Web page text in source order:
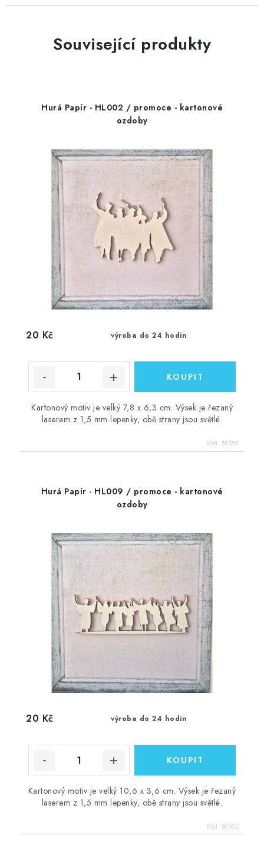
Související produkty
Hurá Papír - HL002 / promoce - kartonové
ozdoby
výroba do 24 hodin
20 Kč
Kartonový motiv je velký 7,8 x 6,3 cm. Výsek je řezaný
laserem z 1,5 mm lepenky, obě strany jsou světlé.
Kód: 89356
Hurá Papír - HL009 / promoce - kartonové
ozdoby
výroba do 24 hodin
20 Kč
Kartonový motiv je velký 10,6 x 3,6 cm. Výsek je řezaný
laserem z 1,5 mm lepenky, obě strany jsou světlé.
Kód: 89355